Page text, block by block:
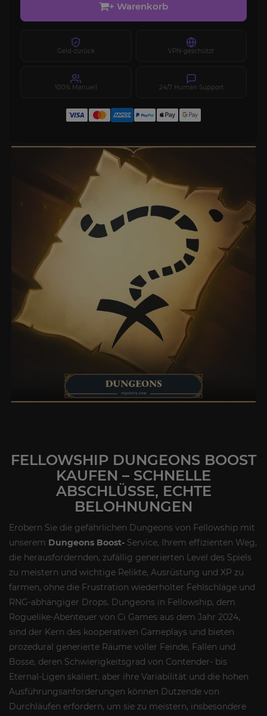
+ Warenkorb
Geld-zurück VPN-geschützt
100% Manuell 24/7 Human Support
FELLOWSHIP DUNGEONS BOOST
KAUFEN – SCHNELLE
ABSCHLÜSSE, ECHTE
BELOHNUNGEN
Erobern Sie die gefährlichen Dungeons von Fellowship mit
unserem Dungeons Boost- Service, Ihrem effizienten Weg,
die herausfordernden, zufällig generierten Level des Spiels
zu meistern und wichtige Relikte, Ausrüstung und XP zu
farmen, ohne die Frustration wiederholter Fehlschläge und
RNG-abhängiger Drops. Dungeons in Fellowship, dem
Roguelike-Abenteuer von Ci Games aus dem Jahr 2024,
sind der Kern des kooperativen Gameplays und bieten
prozedural generierte Räume voller Feinde, Fallen und
Bosse, deren Schwierigkeitsgrad von Contender- bis
Eternal-Ligen skaliert, aber ihre Variabilität und die hohen
Ausführungsanforderungen können Dutzende von
Durchläufen erfordern, um sie zu meistern, insbesondere